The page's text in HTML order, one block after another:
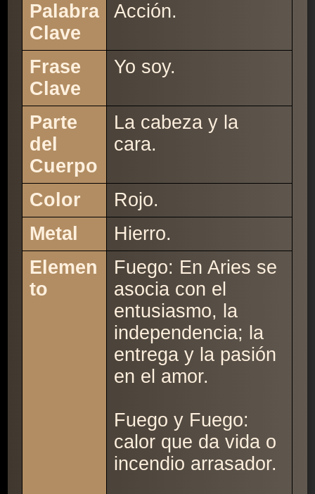
Palabra
Clave
Acción.
Frase
Clave
Yo soy.
Parte
del
Cuerpo
La cabeza y la
cara.
Color
Rojo.
Metal
Hierro.
Elemen
to
Fuego: En Aries se
asocia con el
entusiasmo, la
independencia; la
entrega y la pasión
en el amor.
Fuego y Fuego:
calor que da vida o
incendio arrasador.